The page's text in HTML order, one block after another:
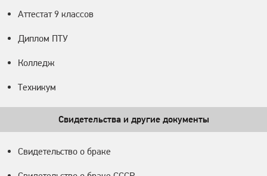
Аттестат 9 классов
Диплом ПТУ
Колледж
Техникум
Свидетельства и другие документы
Свидетельство о браке